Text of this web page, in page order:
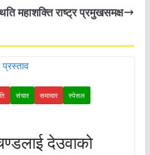
महाशक्ति राष्ट्र प्रमुखसमक्ष
संचार समाचार
स्पेसल
देउवाको